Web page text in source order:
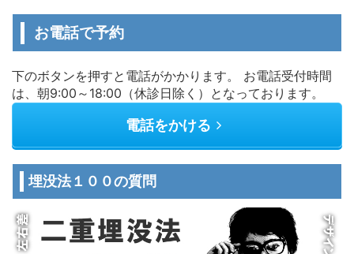
お電話で予約
下のボタンを押すと電話がかかります。 お電話受付時間
は、朝9:00～18:00（休診日除く）となっております。
電話をかける
埋没法１００の質問